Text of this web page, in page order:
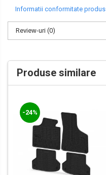
Informatii conformitate produs
Review-uri (0)
Produse similare
-24%